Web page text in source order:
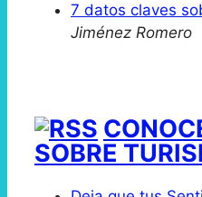
7 datos claves
Jiménez Romero
SOBRE